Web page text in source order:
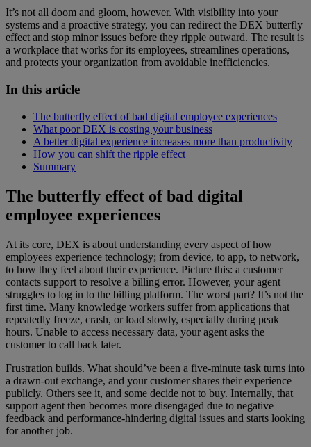
It’s not all doom and gloom, however. With visibility into your
systems and a proactive strategy, you can redirect the DEX butterfly
effect and stop minor issues before they ripple outward. The result is
a workplace that works for its employees, streamlines operations,
and protects your organization from avoidable inefficiencies.
In this article
The butterfly effect of bad digital employee experiences
What poor DEX is costing your business
A better digital experience increases more than productivity
How you can shift the ripple effect
Summary
The butterfly effect of bad digital
employee experiences
At its core, DEX is about understanding every aspect of how
employees experience technology; from device, to app, to network,
to how they feel about their experience. Picture this: a customer
contacts support to resolve a billing error. However, your agent
struggles to log in to the billing platform. The worst part? It’s not the
first time. Many knowledge workers suffer from applications that
repeatedly freeze, crash, or load slowly, especially during peak
hours. Unable to access necessary data, your agent asks the
customer to call back later.
Frustration builds. What should’ve been a five-minute task turns into
a drawn-out exchange, and your customer shares their experience
publicly. Others see it, and some decide not to buy. Internally, that
support agent then becomes more disengaged due to negative
feedback and performance-hindering digital issues and starts looking
for another job.